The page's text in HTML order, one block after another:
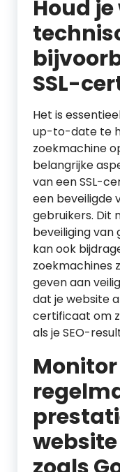
Houd
SSL-
Het is
up-to-date te
zoekmachine
belangrijke
van een SSL-
een beveiligde
gebruikers. Dit
beveiliging van
kan ook
zoekmachines
geven aan
dat je website
certificaat om
als je SEO-